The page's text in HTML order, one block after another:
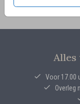
Alles
Voor 17.00
Overleg